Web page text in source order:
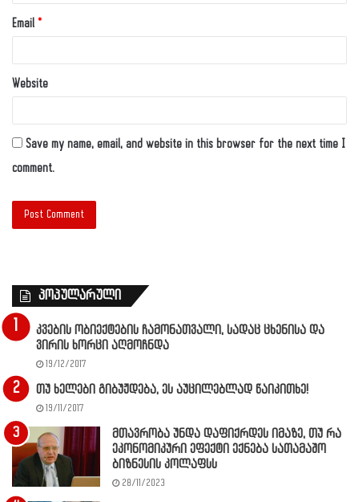
Email *
Website
Save my name, email, and website in this browser for the next time I
comment.
პოპულარული
კვების ობიექტების ჩამონათვალი, სადაც ცხენისა და
ვირის ხორცი აღმოჩნდა
19/12/2017
თუ ხელები გიბუჟდება, ეს აუცილებლად წაიკითხე!
19/11/2017
მთავრობა უნდა დაფიქრდეს იმაზე, თუ რა
ეკონომიკური ეფექტი ექნება სათამაშო
ბიზნესის კოლაფსს
28/11/2023